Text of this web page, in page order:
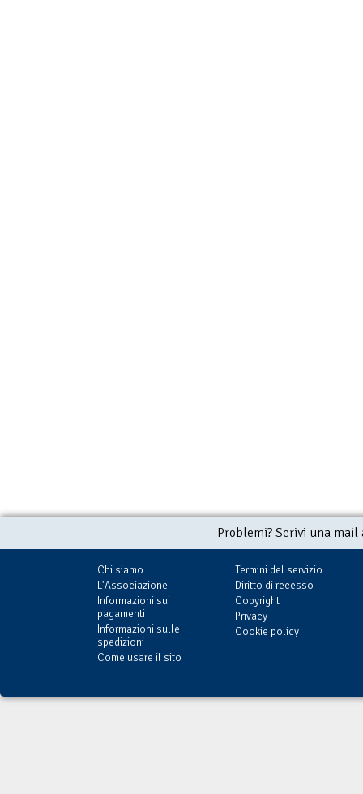
Problemi? Scrivi una
Chi siamo
L'Associazione
Informazioni sui
pagamenti
Informazioni sulle
spedizioni
Come usare il sito
Termini del servizio
Diritto di recesso
Copyright
Privacy
Cookie policy